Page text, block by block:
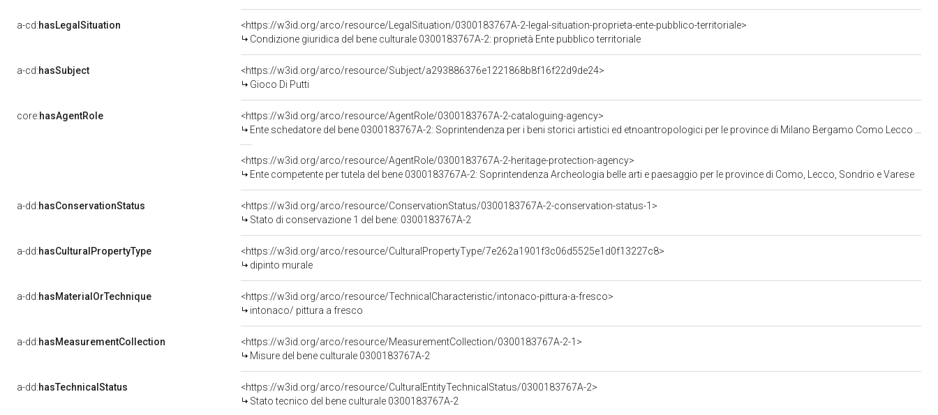
a-cd:hasLegalSituation
<https://w3id.org/arco/resource/LegalSituation/0300183767A-2-legal-situation-proprieta-ente-pubblico-territoriale>
Condizione giuridica del bene culturale 0300183767A-2: proprietà Ente pubblico territoriale
a-cd:hasSubject
<https://w3id.org/arco/resource/Subject/a293886376e1221868b8f16f22d9de24>
Gioco Di Putti
core:hasAgentRole
<https://w3id.org/arco/resource/AgentRole/0300183767A-2-cataloguing-agency>
Ente schedatore del bene 0300183767A-2: Soprintendenza per i beni storici artistici ed etnoantropologici per le province di Milano Bergamo Como Lecco Lodi Monza Pavia Sondrio Varese
<https://w3id.org/arco/resource/AgentRole/0300183767A-2-heritage-protection-agency>
Ente competente per tutela del bene 0300183767A-2: Soprintendenza Archeologia belle arti e paesaggio per le province di Como, Lecco, Sondrio e Varese
a-dd:hasConservationStatus
<https://w3id.org/arco/resource/ConservationStatus/0300183767A-2-conservation-status-1>
Stato di conservazione 1 del bene: 0300183767A-2
a-dd:hasCulturalPropertyType
<https://w3id.org/arco/resource/CulturalPropertyType/7e262a1901f3c06d5525e1d0f13227c8>
dipinto murale
a-dd:hasMaterialOrTechnique
<https://w3id.org/arco/resource/TechnicalCharacteristic/intonaco-pittura-a-fresco>
intonaco/ pittura a fresco
a-dd:hasMeasurementCollection
<https://w3id.org/arco/resource/MeasurementCollection/0300183767A-2-1>
Misure del bene culturale 0300183767A-2
a-dd:hasTechnicalStatus
<https://w3id.org/arco/resource/CulturalEntityTechnicalStatus/0300183767A-2>
Stato tecnico del bene culturale 0300183767A-2